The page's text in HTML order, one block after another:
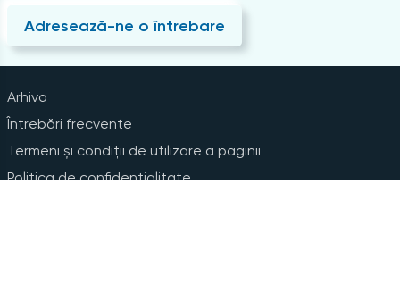
Adresează-ne o întrebare
Arhiva
Întrebări frecvente
Termeni și condiții de utilizare a paginii
Politica de confidențialitate